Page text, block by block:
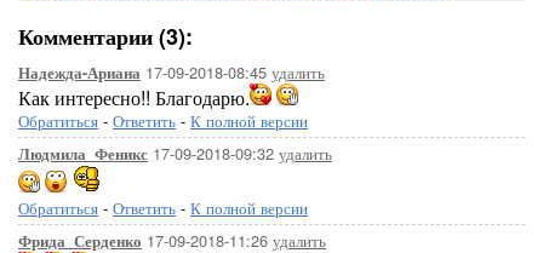
Комментарии (3):
Надежда-Ариана 17-09-2018-08:45 удалить
Как интересно!! Благодарю.
Обратиться - Ответить - К полной версии
Людмила_Феникс 17-09-2018-09:32 удалить
Обратиться - Ответить - К полной версии
Фрида_Серденко 17-09-2018-11:26 удалить